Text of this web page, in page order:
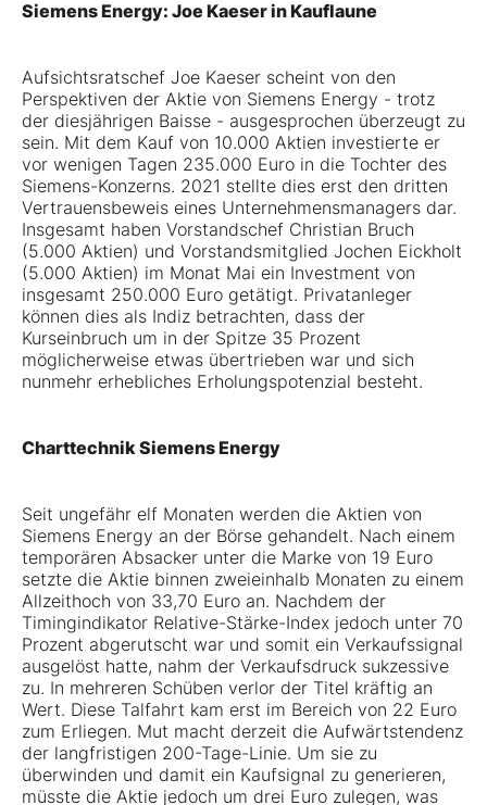
Siemens Energy: Joe Kaeser in Kauflaune
Aufsichtsratschef Joe Kaeser scheint von den
Perspektiven der Aktie von Siemens Energy - trotz
der diesjährigen Baisse - ausgesprochen überzeugt zu
sein. Mit dem Kauf von 10.000 Aktien investierte er
vor wenigen Tagen 235.000 Euro in die Tochter des
Siemens-Konzerns. 2021 stellte dies erst den dritten
Vertrauensbeweis eines Unternehmensmanagers dar.
Insgesamt haben Vorstandschef Christian Bruch
(5.000 Aktien) und Vorstandsmitglied Jochen Eickholt
(5.000 Aktien) im Monat Mai ein Investment von
insgesamt 250.000 Euro getätigt. Privatanleger
können dies als Indiz betrachten, dass der
Kurseinbruch um in der Spitze 35 Prozent
möglicherweise etwas übertrieben war und sich
nunmehr erhebliches Erholungspotenzial besteht.
Charttechnik Siemens Energy
Seit ungefähr elf Monaten werden die Aktien von
Siemens Energy an der Börse gehandelt. Nach einem
temporären Absacker unter die Marke von 19 Euro
setzte die Aktie binnen zweieinhalb Monaten zu einem
Allzeithoch von 33,70 Euro an. Nachdem der
Timingindikator Relative-Stärke-Index jedoch unter 70
Prozent abgerutscht war und somit ein Verkaufssignal
ausgelöst hatte, nahm der Verkaufsdruck sukzessive
zu. In mehreren Schüben verlor der Titel kräftig an
Wert. Diese Talfahrt kam erst im Bereich von 22 Euro
zum Erliegen. Mut macht derzeit die Aufwärtstendenz
der langfristigen 200-Tage-Linie. Um sie zu
überwinden und damit ein Kaufsignal zu generieren,
müsste die Aktie jedoch um drei Euro zulegen, was